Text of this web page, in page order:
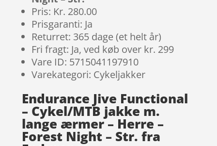
Pris: Kr. 280.00
Prisgaranti: Ja
Returret: 365 dage (et helt år)
Fri fragt: Ja, ved køb over kr. 299
Vare ID: 5715041197910
Varekategori: Cykeljakker
Endurance Jive Functional
– Cykel/MTB jakke m.
lange ærmer – Herre –
Forest Night – Str. fra